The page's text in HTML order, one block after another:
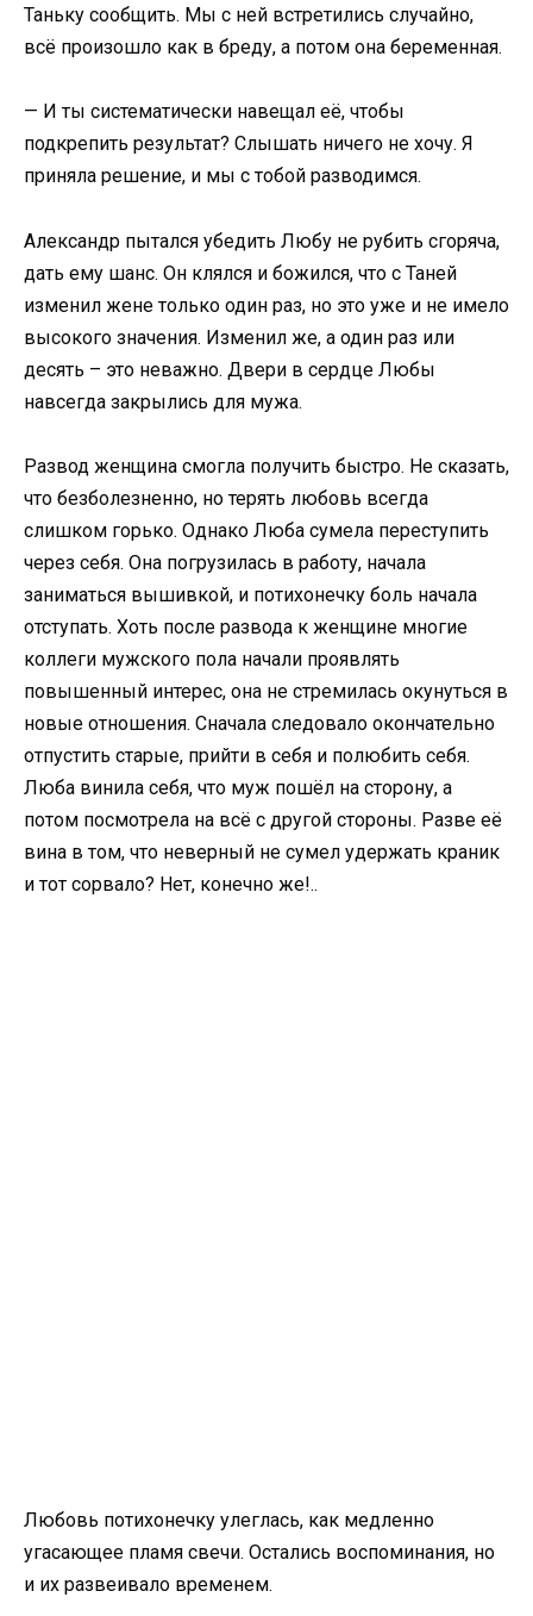
Таньку сообщить. Мы с ней встретились случайно,
всё произошло как в бреду, а потом она беременная.
— И ты систематически навещал её, чтобы
подкрепить результат? Слышать ничего не хочу. Я
приняла решение, и мы с тобой разводимся.
Александр пытался убедить Любу не рубить сгоряча,
дать ему шанс. Он клялся и божился, что с Таней
изменил жене только один раз, но это уже и не имело
высокого значения. Изменил же, а один раз или
десять – это неважно. Двери в сердце Любы
навсегда закрылись для мужа.
Развод женщина смогла получить быстро. Не сказать,
что безболезненно, но терять любовь всегда
слишком горько. Однако Люба сумела переступить
через себя. Она погрузилась в работу, начала
заниматься вышивкой, и потихонечку боль начала
отступать. Хоть после развода к женщине многие
коллеги мужского пола начали проявлять
повышенный интерес, она не стремилась окунуться в
новые отношения. Сначала следовало окончательно
отпустить старые, прийти в себя и полюбить себя.
Люба винила себя, что муж пошёл на сторону, а
потом посмотрела на всё с другой стороны. Разве её
вина в том, что неверный не сумел удержать краник
и тот сорвало? Нет, конечно же!..
Любовь потихонечку улеглась, как медленно
угасающее пламя свечи. Остались воспоминания, но
и их развеивало временем.